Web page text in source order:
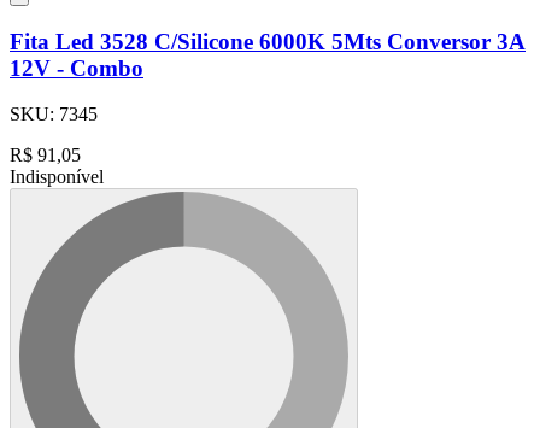
Fita Led 3528 C/Silicone 6000K 5Mts Conversor 3A
12V - Combo
SKU: 7345
R$ 91,05
Indisponível